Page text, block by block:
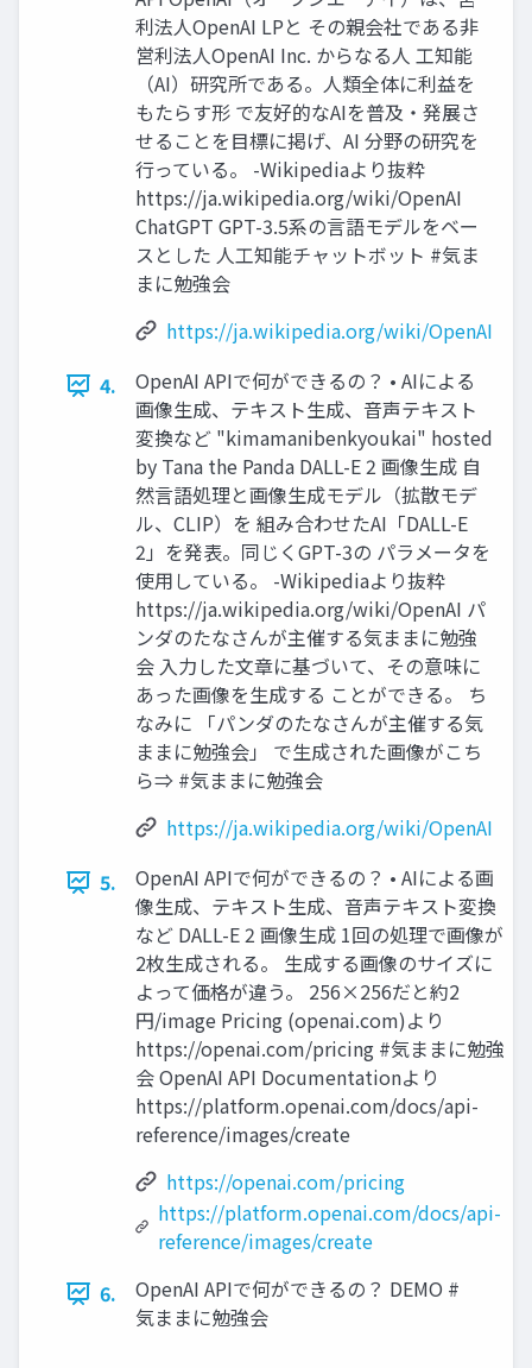
利法人OpenAI LPと その親会社である非
営利法人OpenAI Inc. からなる人 工知能
（AI）研究所である。人類全体に利益を
もたらす形 で友好的なAIを普及・発展さ
せることを目標に掲げ、AI 分野の研究を
行っている。 -Wikipediaより抜粋
https://ja.wikipedia.org/wiki/OpenAI
ChatGPT GPT-3.5系の言語モデルをベー
スとした 人工知能チャットボット #気ま
まに勉強会
https://ja.wikipedia.org/wiki/OpenAI
4.
OpenAI APIで何ができるの？ • AIによる
画像生成、テキスト生成、音声テキスト
変換など "kimamanibenkyoukai" hosted
by Tana the Panda DALL-E 2 画像生成 自
然言語処理と画像生成モデル（拡散モデ
ル、CLIP）を 組み合わせたAI「DALL-E
2」を発表。同じくGPT-3の パラメータを
使用している。 -Wikipediaより抜粋
https://ja.wikipedia.org/wiki/OpenAI パ
ンダのたなさんが主催する気ままに勉強
会 入力した文章に基づいて、その意味に
あった画像を生成する ことができる。 ち
なみに 「パンダのたなさんが主催する気
ままに勉強会」 で生成された画像がこち
ら⇒ #気ままに勉強会
https://ja.wikipedia.org/wiki/OpenAI
5.
OpenAI APIで何ができるの？ • AIによる画
像生成、テキスト生成、音声テキスト変換
など DALL-E 2 画像生成 1回の処理で画像が
2枚生成される。 生成する画像のサイズに
よって価格が違う。 256×256だと約2
円/image Pricing (openai.com)より
https://openai.com/pricing #気ままに勉強
会 OpenAI API Documentationより
https://platform.openai.com/docs/api-
reference/images/create
https://openai.com/pricing
https://platform.openai.com/docs/api-
reference/images/create
6.
OpenAI APIで何ができるの？ DEMO #
気ままに勉強会